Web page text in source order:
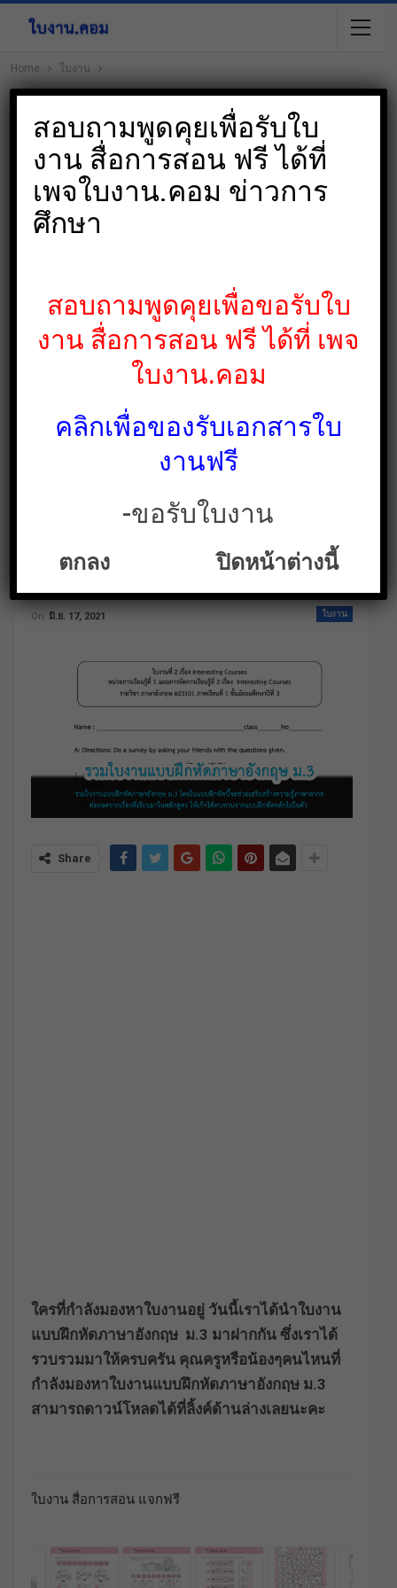
Home ใบงาน
รวมใบงานแบบฝึกหัด
ภาษาอังกฤษ ม.3
ใบงาน
On มิ.ย. 17, 2021
Share
ใครที่กำลังมองหาใบงานอยู่ วันนี้เราได้นำใบงาน
แบบฝึกหัดภาษาอังกฤษ ม.3 มาฝากกัน ซึ่งเราได้
รวบรวมมาให้ครบครัน คุณครูหรือน้องๆคนไหนที่
กำลังมองหาใบงานแบบฝึกหัดภาษาอังกฤษ ม.3
สามารถดาวน์โหลดได้ที่ลิ้งค์ด้านล่างเลยนะคะ
ใบงาน สื่อการสอน แจกฟรี
สอบถามพูดคุยเพื่อรับใบ
งาน สื่อการสอน ฟรี ได้ที่
เพจใบงาน.คอม ข่าวการ
ศึกษา
สอบถามพูดคุยเพื่อขอรับใบ
งาน สื่อการสอน ฟรี ได้ที่ เพจ
ใบงาน.คอม
คลิกเพื่อของรับเอกสารใบ
งานฟรี
-ขอรับใบงาน
ตกลง ปิดหน้าต่างนี้